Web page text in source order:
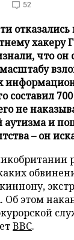
52
хакеру
что он
составил
не
аутизма и
– он
этом
BBC.